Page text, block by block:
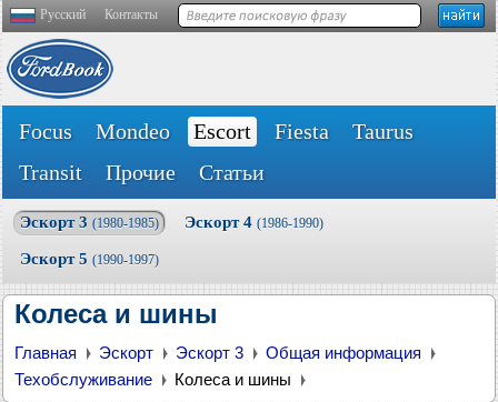
Русский Контакты
Focus Mondeo Escort Fiesta
Taurus
Transit
Прочие Статьи
Эскорт 3 (1980-1985) Эскорт 4 (1986-1990)
Эскорт 5 (1990-1997)
Колеса и шины
Главная Эскорт Эскорт 3
Общая информация
Техобслуживание
Колеса и шины